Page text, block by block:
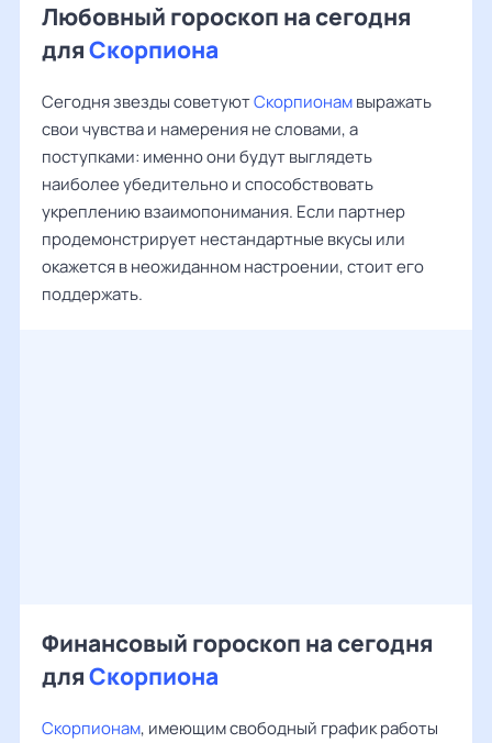
Любовный гороскоп на сегодня
дляСкорпиона
Сегодня звезды советуютСкорпионамвыражать
свои чувства и намерения не словами, а
поступками: именно они будут выглядеть
наиболее убедительно и способствовать
укреплению взаимопонимания. Если партнер
продемонстрирует нестандартные вкусы или
окажется в неожиданном настроении, стоит его
поддержать.
Финансовый гороскоп на сегодня
дляСкорпиона
Скорпионам, имеющим свободный график работы